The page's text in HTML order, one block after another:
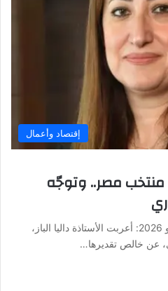
إقتصاد وأعمال
منتخب مصر.. وتوجّه
كتبت هناء حسيب القاهرة – 7 يوليو 2026: أعربت الأستاذة داليا الباز،
عن خالص تقديرها…